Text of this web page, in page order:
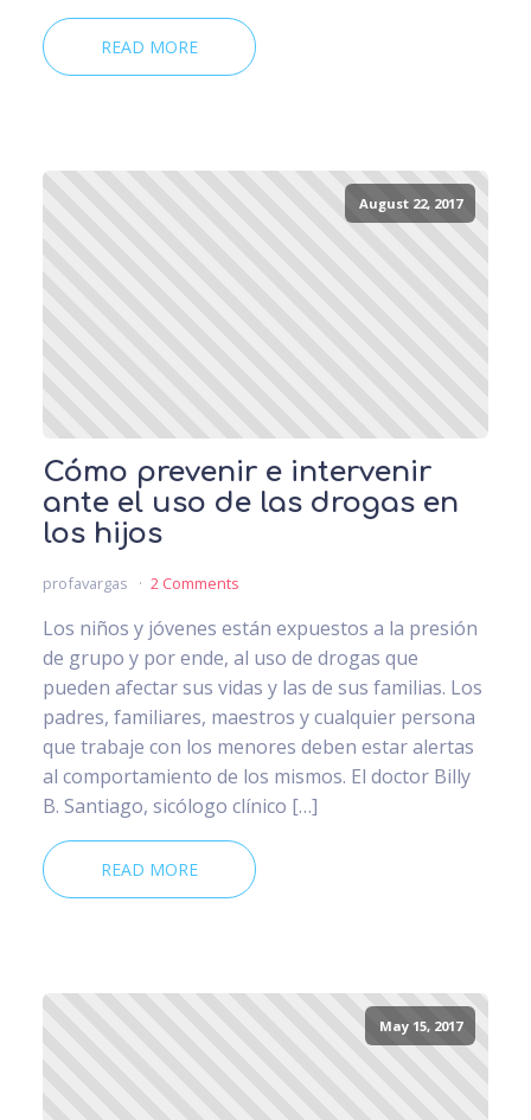
READ MORE
August 22, 2017
Cómo prevenir e intervenir
ante el uso de las drogas en
los hijos
profavargas 2 Comments
Los niños y jóvenes están expuestos a la presión
de grupo y por ende, al uso de drogas que
pueden afectar sus vidas y las de sus familias. Los
padres, familiares, maestros y cualquier persona
que trabaje con los menores deben estar alertas
al comportamiento de los mismos. El doctor Billy
B. Santiago, sicólogo clínico […]
READ MORE
May 15, 2017